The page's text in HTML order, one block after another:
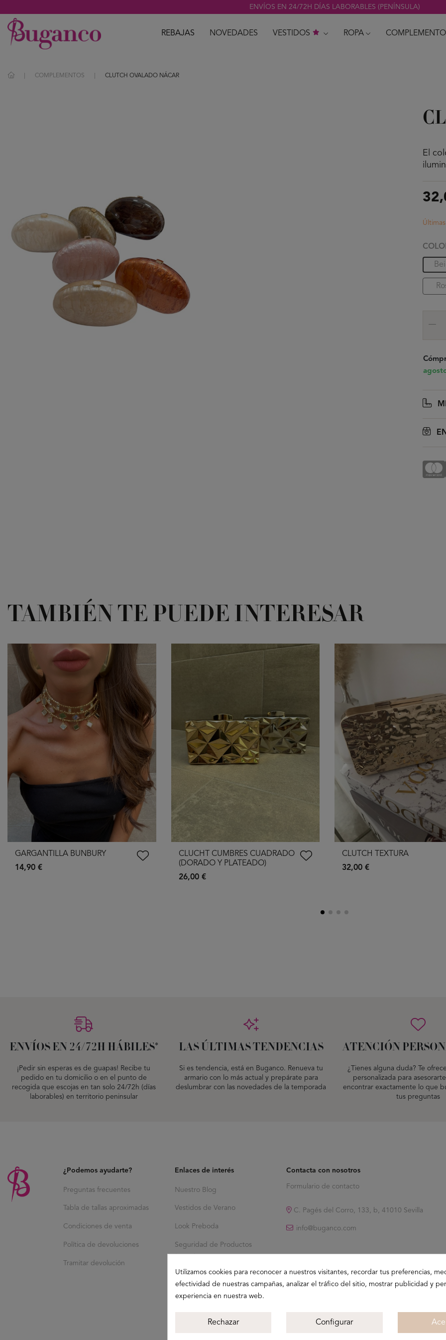
ENVÍOS EN 24/72H DÍAS LABORABLES (PENÍNSULA)
REBAJAS NOVEDADES VESTIDOS ROPA
COMPLEMENTOS CLUTCH OVALADO NÁCAR
El
TAMBIÉN TE PUEDE INTERESAR
GARGANTILLA BUNBURY
14,90 €
CLUCHT CUMBRES CUADRADO
(DORADO Y PLATEADO)
26,00 €
CLUTCH TEXTURA
32,00 €
ENVÍOS EN 24/72H HÁBILES*
¡Pedir sin esperas es de guapas! Recibe tu
pedido en tu domicilio o en el punto de
recogida que escojas en tan solo 24/72h (días
laborables) en territorio peninsular
LAS ÚLTIMAS TENDENCIAS
Si es tendencia, está en Buganco. Renueva tu
armario con lo más actual y prepárate para
deslumbrar con las novedades de la temporada
ATENCIÓN
¿Tienes alguna duda? Te
personalizada para
encontrar exactamente lo que
tus preguntas
¿Podemos ayudarte?
Preguntas frecuentes
Tabla de tallas aproximadas
Condiciones de venta
Política de devoluciones
Tramitar devolución
Enlaces de interés
Nuestro Blog
Vestidos de Verano
Look Preboda
Seguridad de Productos
(GPSR)
Contacta con nosotros
Formulario de contacto
C. Pagés del Corro, 133, b, 41010 Sevilla
info@buganco.com
Utilizamos cookies para reconocer a nuestros visitantes, recordar tus preferencias,
efectividad de nuestras campañas, analizar el tráfico del sitio, mostrar publicidad y
experiencia en nuestra web.
Rechazar Configurar